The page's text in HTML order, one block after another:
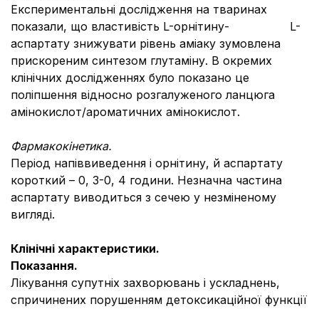
Експериментальні дослідження на тваринах
показали, що властивість L-орнітину- L-
аспартату знижувати рівень аміаку зумовлена
прискореним синтезом глутаміну. В окремих
клінічних дослідженнях було показано це
поліпшення відносно розгалуженого ланцюга
амінокислот/ароматичних амінокислот.
Фармакокінетика.
Період напіввиведення і орнітину, й аспартату
короткий – 0, 3-0, 4 години. Незначна частина
аспартату виводиться з сечею у незміненому
вигляді.
Клінічні характеристики.
Показання.
Лікування супутніх захворювань і ускладнень,
спричинених порушенням детоксикаційної функції